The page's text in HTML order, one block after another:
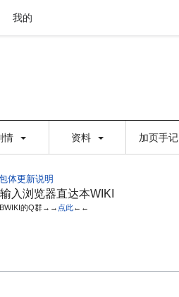
我的
情 资料 加页手记
体更新说明
入浏览器直达本WIKI
BWIKI的Q群→→ 点此←←